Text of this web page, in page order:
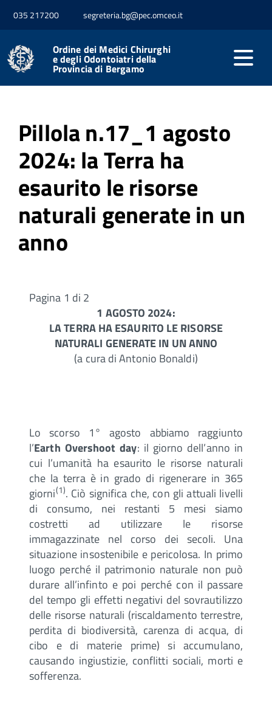
035 217200 segreteria.bg@pec.omceo.it
Ordine dei Medici Chirurghi
e degli Odontoiatri della
Provincia di Bergamo
Home Media Pillole Green
Pillole Green
Pillola n.17_1 agosto
2024: la Terra ha
esaurito le risorse
naturali generate in un
anno
Pagina 1 di 2
1 AGOSTO 2024:
LA TERRA HA ESAURITO LE RISORSE
NATURALI GENERATE IN UN ANNO
(a cura di Antonio Bonaldi)
Lo scorso 1° agosto abbiamo raggiunto
l’Earth Overshoot day: il giorno dell’anno in
cui l’umanità ha esaurito le risorse naturali
che la terra è in grado di rigenerare in 365
giorni(1). Ciò significa che, con gli attuali livelli
di consumo, nei restanti 5 mesi siamo
costretti ad utilizzare le risorse
immagazzinate nel corso dei secoli. Una
situazione insostenibile e pericolosa. In primo
luogo perché il patrimonio naturale non può
durare all’infinto e poi perché con il passare
del tempo gli effetti negativi del sovrautilizzo
delle risorse naturali (riscaldamento terrestre,
perdita di biodiversità, carenza di acqua, di
cibo e di materie prime) si accumulano,
causando ingiustizie, conflitti sociali, morti e
sofferenza.